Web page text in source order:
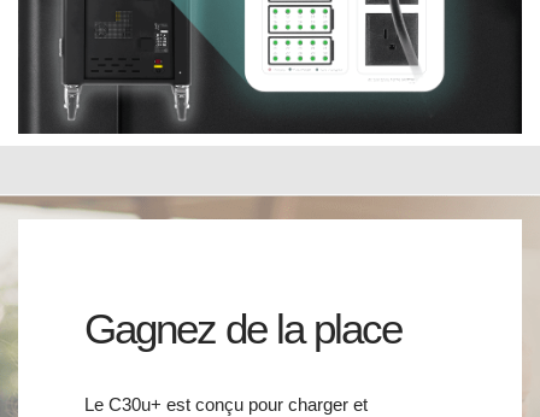
Gagnez de la place
Le C30u+ est conçu pour charger et